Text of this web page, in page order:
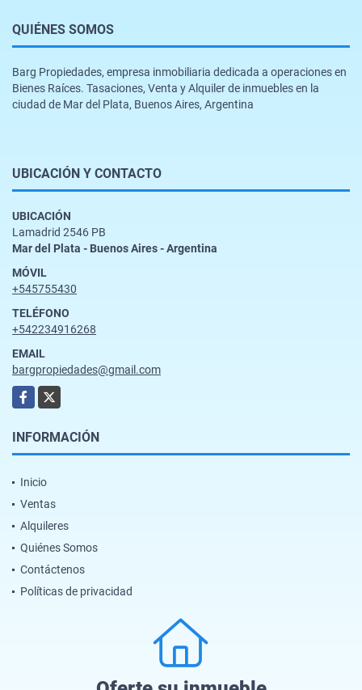
QUIÉNES SOMOS
Barg Propiedades, empresa inmobiliaria dedicada a operaciones en
Bienes Raíces. Tasaciones, Venta y Alquiler de inmuebles en la
ciudad de Mar del Plata, Buenos Aires, Argentina
UBICACIÓN Y CONTACTO
UBICACIÓN
Lamadrid 2546 PB
Mar del Plata - Buenos Aires - Argentina
MÓVIL
+545755430
TELÉFONO
+542234916268
EMAIL
bargpropiedades@gmail.com
Facebook
X
INFORMACIÓN
Inicio
Ventas
Alquileres
Quiénes Somos
Contáctenos
Políticas de privacidad